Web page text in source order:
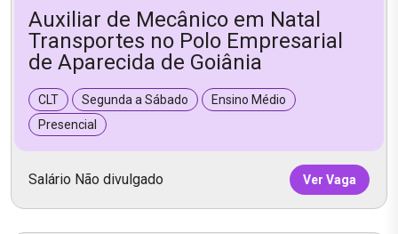
Auxiliar de Mecânico em Natal
Transportes no Polo Empresarial
de Aparecida de Goiânia
CLT Segunda a Sábado
Ensino Médio
Presencial
Salário Não divulgado Ver Vaga